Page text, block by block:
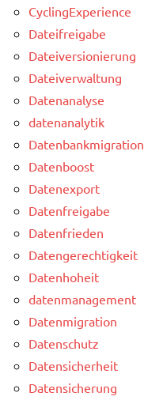
CyclingExperience
Dateifreigabe
Dateiversionierung
Dateiverwaltung
Datenanalyse
datenanalytik
Datenbankmigration
Datenboost
Datenexport
Datenfreigabe
Datenfrieden
Datengerechtigkeit
Datenhoheit
datenmanagement
Datenmigration
Datenschutz
Datensicherheit
Datensicherung